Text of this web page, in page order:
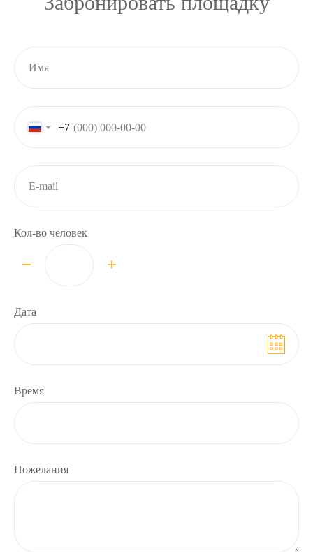
+7
Кол-во человек
Дата
Время
Пожелания